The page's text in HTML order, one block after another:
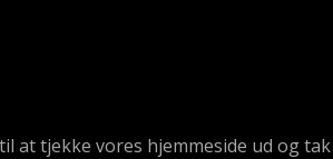
at tjekke vores hjemmeside ud og